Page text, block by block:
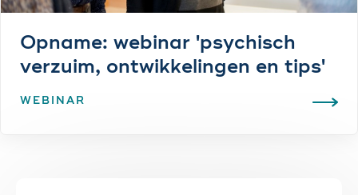
Opname: webinar 'psychisch
verzuim, ontwikkelingen en tips'
WEBINAR